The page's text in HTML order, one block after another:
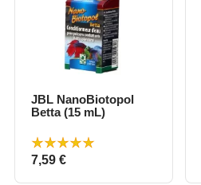
JBL NanoBiotopol
Betta (15 mL)
Prix
7,59 €